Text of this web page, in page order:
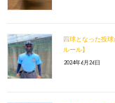
四球となった投
ルール】
2024年6月26日